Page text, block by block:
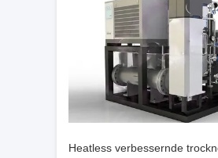
Heatless verbessernde